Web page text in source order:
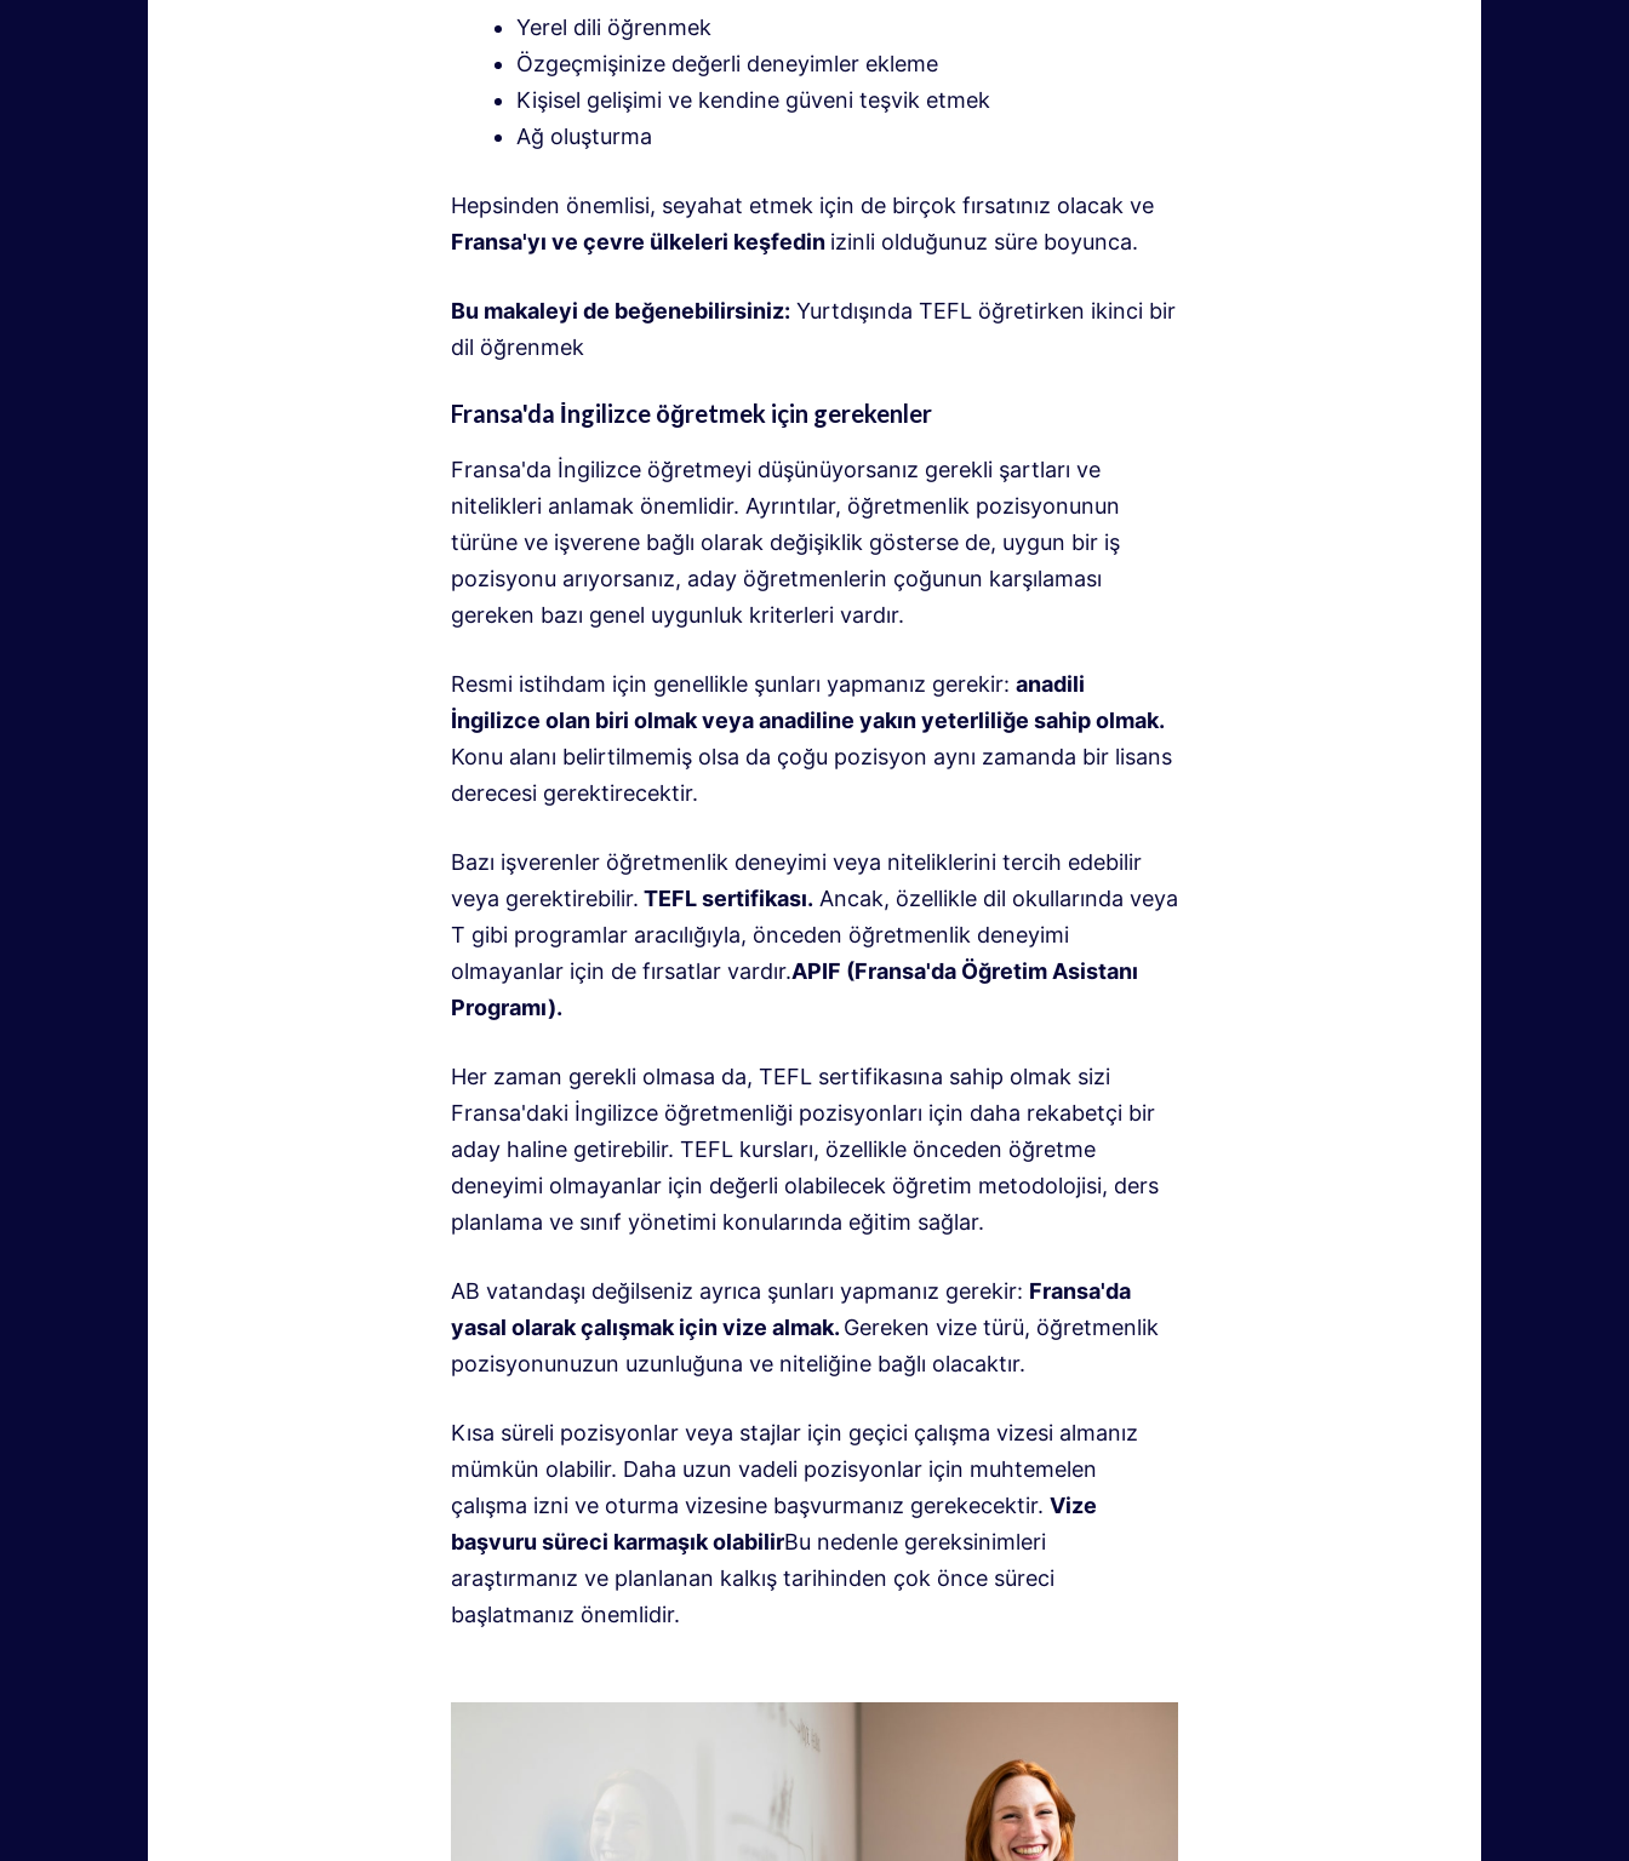
Yerel dili öğrenmek
Özgeçmişinize değerli deneyimler ekleme
Kişisel gelişimi ve kendine güveni teşvik etmek
Ağ oluşturma
Hepsinden önemlisi, seyahat etmek için de birçok fırsatınız olacak ve
Fransa'yı ve çevre ülkeleri keşfedin izinli olduğunuz süre boyunca.
Bu makaleyi de beğenebilirsiniz: Yurtdışında TEFL öğretirken ikinci bir
dil öğrenmek
Fransa'da İngilizce öğretmek için gerekenler
Fransa'da İngilizce öğretmeyi düşünüyorsanız gerekli şartları ve
nitelikleri anlamak önemlidir. Ayrıntılar, öğretmenlik pozisyonunun
türüne ve işverene bağlı olarak değişiklik gösterse de, uygun bir iş
pozisyonu arıyorsanız, aday öğretmenlerin çoğunun karşılaması
gereken bazı genel uygunluk kriterleri vardır.
Resmi istihdam için genellikle şunları yapmanız gerekir: anadili
İngilizce olan biri olmak veya anadiline yakın yeterliliğe sahip olmak.
Konu alanı belirtilmemiş olsa da çoğu pozisyon aynı zamanda bir lisans
derecesi gerektirecektir.
Bazı işverenler öğretmenlik deneyimi veya niteliklerini tercih edebilir
veya gerektirebilir. TEFL sertifikası. Ancak, özellikle dil okullarında veya
T gibi programlar aracılığıyla, önceden öğretmenlik deneyimi
olmayanlar için de fırsatlar vardır.APIF (Fransa'da Öğretim Asistanı
Programı).
Her zaman gerekli olmasa da, TEFL sertifikasına sahip olmak sizi
Fransa'daki İngilizce öğretmenliği pozisyonları için daha rekabetçi bir
aday haline getirebilir. TEFL kursları, özellikle önceden öğretme
deneyimi olmayanlar için değerli olabilecek öğretim metodolojisi, ders
planlama ve sınıf yönetimi konularında eğitim sağlar.
AB vatandaşı değilseniz ayrıca şunları yapmanız gerekir: Fransa'da
yasal olarak çalışmak için vize almak. Gereken vize türü, öğretmenlik
pozisyonunuzun uzunluğuna ve niteliğine bağlı olacaktır.
Kısa süreli pozisyonlar veya stajlar için geçici çalışma vizesi almanız
mümkün olabilir. Daha uzun vadeli pozisyonlar için muhtemelen
çalışma izni ve oturma vizesine başvurmanız gerekecektir. Vize
başvuru süreci karmaşık olabilirBu nedenle gereksinimleri
araştırmanız ve planlanan kalkış tarihinden çok önce süreci
başlatmanız önemlidir.